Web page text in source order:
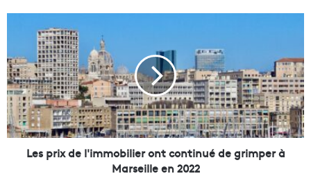
i
i
t
é
s
à
d
p
r
i
x
d
e
Les prix de l'immobilier ont continué de grimper à
Marseille en 2022